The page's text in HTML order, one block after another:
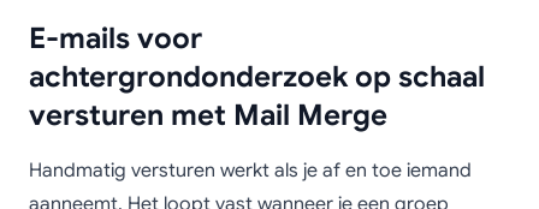
E-mails voor
achtergrondonderzoek op schaal
versturen met Mail Merge
Handmatig versturen werkt als je af en toe iemand
aanneemt. Het loopt vast wanneer je een groep